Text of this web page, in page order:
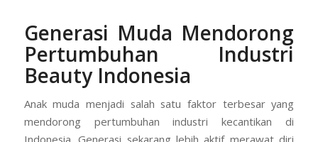
Generasi Muda Mendorong
Pertumbuhan Industri
Beauty Indonesia
Anak muda menjadi salah satu faktor terbesar yang
mendorong pertumbuhan industri kecantikan di